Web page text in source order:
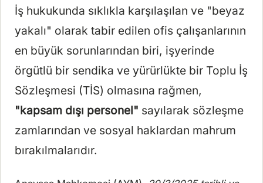
İş hukukunda sıklıkla karşılaşılan ve "beyaz
yakalı" olarak tabir edilen ofis çalışanlarının
en büyük sorunlarından biri, işyerinde
örgütlü bir sendika ve yürürlükte bir Toplu İş
Sözleşmesi (TİS) olmasına rağmen,
"kapsam dışı personel" sayılarak sözleşme
zamlarından ve sosyal haklardan mahrum
bırakılmalarıdır.